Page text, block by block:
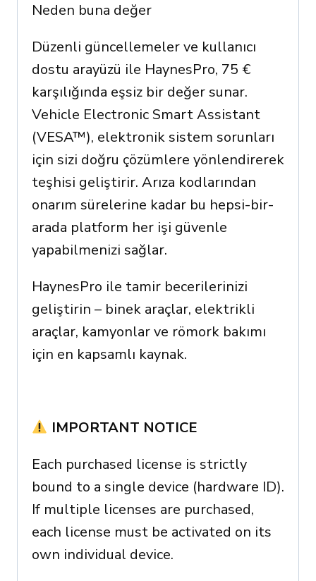
Neden buna değer
Düzenli güncellemeler ve kullanıcı
dostu arayüzü ile HaynesPro, 75 €
karşılığında eşsiz bir değer sunar.
Vehicle Electronic Smart Assistant
(VESA™), elektronik sistem sorunları
için sizi doğru çözümlere yönlendirerek
teşhisi geliştirir. Arıza kodlarından
onarım sürelerine kadar bu hepsi-bir-
arada platform her işi güvenle
yapabilmenizi sağlar.
HaynesPro ile tamir becerilerinizi
geliştirin – binek araçlar, elektrikli
araçlar, kamyonlar ve römork bakımı
için en kapsamlı kaynak.
IMPORTANT NOTICE
Each purchased license is strictly
bound to a single device (hardware ID).
If multiple licenses are purchased,
each license must be activated on its
own individual device.